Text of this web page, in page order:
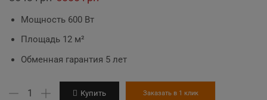
price
Мощность 600 Вт
Площадь 12 м²
Обменная гарантия 5 лет
Количество
Купить Заказать в 1 клик